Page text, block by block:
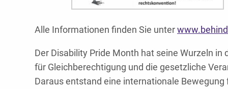
Alle Informationen finden Sie unter
Der Disability Pride Month hat seine Wurzeln
für Gleichberechtigung und die gesetzliche
Daraus entstand eine internationale